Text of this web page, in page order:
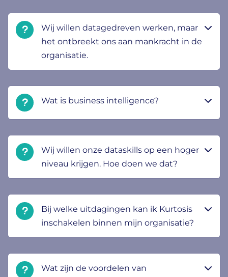
Wij willen datagedreven werken, maar
het ontbreekt ons aan mankracht in de
organisatie.
Wat is business intelligence?
Wij willen onze dataskills op een hoger
niveau krijgen. Hoe doen we dat?
Bij welke uitdagingen kan ik Kurtosis
inschakelen binnen mijn organisatie?
Wat zijn de voordelen van